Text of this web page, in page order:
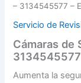
– 3134545577 –
Servicio de
Cámaras de
3134545577
Aumenta la